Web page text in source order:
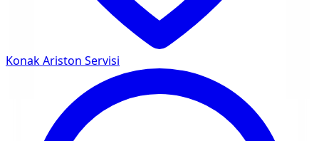
KonakAriston Servisi